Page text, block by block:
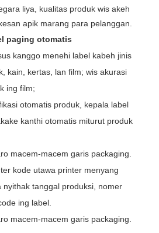
liya, kualitas produk wis akeh
apik marang para pelanggan.
paging otomatis
kanggo menehi label kabeh jinis
kain, kertas, lan film; wis akurasi
ing film;
otomatis produk, kepala label
kanthi otomatis miturut produk
macem-macem garis packaging.
kode utawa printer menyang
nyithak tanggal produksi, nomer
ing label.
macem-macem garis packaging.